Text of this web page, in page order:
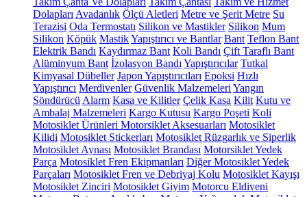
Dolapları Avadanlık Ölçü Aletleri Metre ve Şerit Metre Su
Terazisi Oda Termostatı Silikon ve Mastikler Silikon Mum
Silikon Köpük MastikYapıştırıcı ve Bantlar Bant Teflon Bant
Elektrik Bandı Kaydırmaz Bant Koli Bandı Çift Taraflı Bant
Alüminyum Bant İzolasyon Bandı Yapıştırıcılar Tutkal
Kimyasal Dübeller Japon Yapıştırıcıları Epoksi Hızlı
Yapıştırıcı Merdivenler Güvenlik Malzemeleri Yangın
Söndürücü Alarm Kasa ve Kilitler Çelik Kasa Kilit Kutu ve
Ambalaj Malzemeleri Kargo Kutusu Kargo Poşeti Koli
Motosiklet Ürünleri Motorsiklet Aksesuarları Motosiklet
Kilidi Motosiklet Stickerları Motosiklet Rüzgarlık ve Siperlik
Motosiklet Aynası Motosiklet Brandası Motorsiklet Yedek
Parça Motosiklet Fren Ekipmanları Diğer Motosiklet Yedek
Parçaları Motosiklet Fren ve Debriyaj Kolu Motosiklet Kayışı
Motosiklet Zinciri Motosiklet Giyim Motorcu Eldiveni